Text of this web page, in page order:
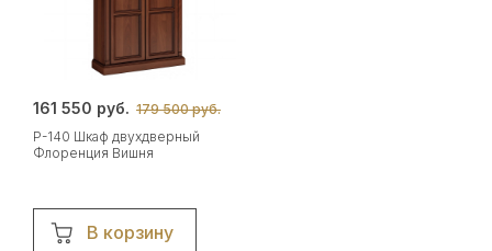
161 550 руб. 179 500 руб.
Р-140 Шкаф двухдверный
Флоренция Вишня
В корзину